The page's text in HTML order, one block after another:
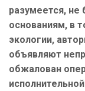
разумеется, не
основаниям, в
экологии,
объявляют
обжалован